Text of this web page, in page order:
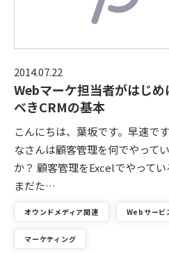
Webマーケ担当者がはじめ
べきCRMの基本
2014.07.22
こんにちは、葉坂です。早速で
なさんは顧客管理を何でやって
か？ 顧客管理をExcelでやってい
まだた…
オウンドメディア関連 Webサービ
マーケティング